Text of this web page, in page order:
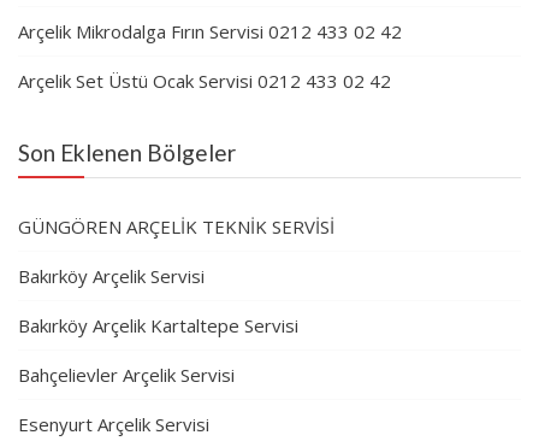
Arçelik Mikrodalga Fırın Servisi 0212 433 02 42
Arçelik Set Üstü Ocak Servisi 0212 433 02 42
Son Eklenen Bölgeler
GÜNGÖREN ARÇELİK TEKNİK SERVİSİ
Bakırköy Arçelik Servisi
Bakırköy Arçelik Kartaltepe Servisi
Bahçelievler Arçelik Servisi
Esenyurt Arçelik Servisi